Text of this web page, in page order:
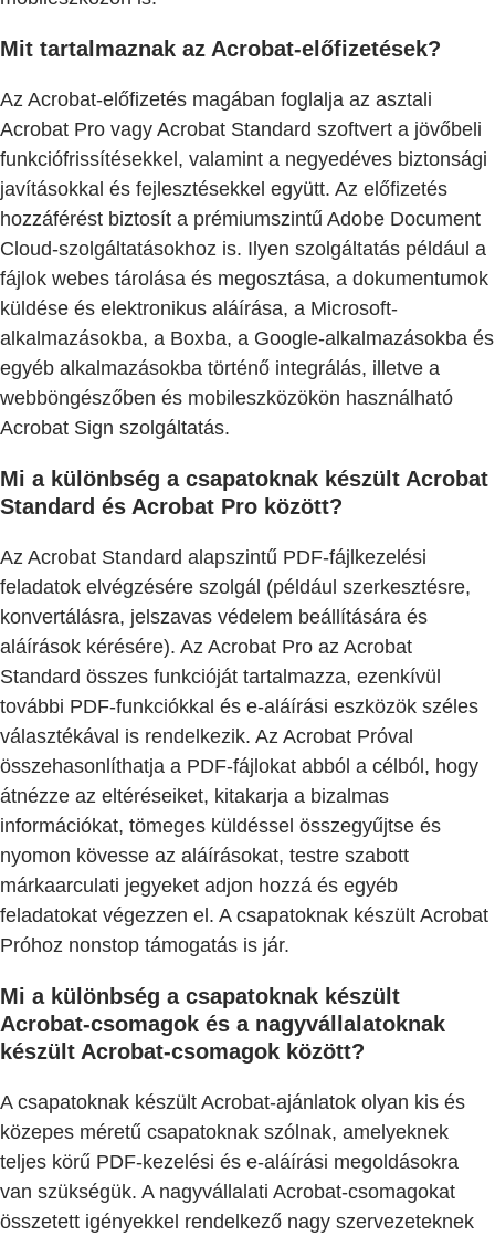
Mit tartalmaznak az Acrobat-előfizetések?
Az Acrobat-előfizetés magában foglalja az asztali
Acrobat Pro vagy Acrobat Standard szoftvert a jövőbeli
funkciófrissítésekkel, valamint a negyedéves biztonsági
javításokkal és fejlesztésekkel együtt. Az előfizetés
hozzáférést biztosít a prémiumszintű Adobe Document
Cloud-szolgáltatásokhoz is. Ilyen szolgáltatás például a
fájlok webes tárolása és megosztása, a dokumentumok
küldése és elektronikus aláírása, a Microsoft-
alkalmazásokba, a Boxba, a Google-alkalmazásokba és
egyéb alkalmazásokba történő integrálás, illetve a
webböngészőben és mobileszközökön használható
Acrobat Sign szolgáltatás.
Mi a különbség a csapatoknak készült Acrobat
Standard és Acrobat Pro között?
Az Acrobat Standard alapszintű PDF-fájlkezelési
feladatok elvégzésére szolgál (például szerkesztésre,
konvertálásra, jelszavas védelem beállítására és
aláírások kérésére). Az Acrobat Pro az Acrobat
Standard összes funkcióját tartalmazza, ezenkívül
további PDF-funkciókkal és e-aláírási eszközök széles
választékával is rendelkezik. Az Acrobat Próval
összehasonlíthatja a PDF-fájlokat abból a célból, hogy
átnézze az eltéréseiket, kitakarja a bizalmas
információkat, tömeges küldéssel összegyűjtse és
nyomon kövesse az aláírásokat, testre szabott
márkaarculati jegyeket adjon hozzá és egyéb
feladatokat végezzen el. A csapatoknak készült Acrobat
Próhoz nonstop támogatás is jár.
Mi a különbség a csapatoknak készült
Acrobat-csomagok és a nagyvállalatoknak
készült Acrobat-csomagok között?
A csapatoknak készült Acrobat-ajánlatok olyan kis és
közepes méretű csapatoknak szólnak, amelyeknek
teljes körű PDF-kezelési és e-aláírási megoldásokra
van szükségük. A nagyvállalati Acrobat-csomagokat
összetett igényekkel rendelkező nagy szervezeteknek